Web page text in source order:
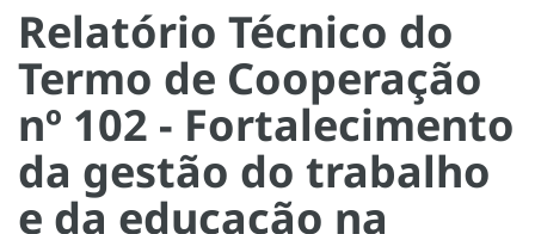
Relatório Técnico do
Termo de Cooperação
nº 102 - Fortalecimento
da gestão do trabalho
e da educação na